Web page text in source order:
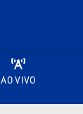
AO VIVO